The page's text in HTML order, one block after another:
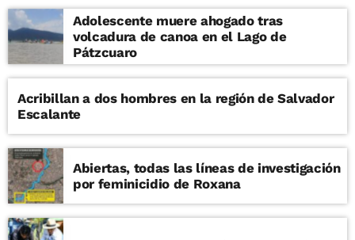
Adolescente muere ahogado tras
volcadura de canoa en el Lago de
Pátzcuaro
Acribillan a dos hombres en la región de Salvador
Escalante
Abiertas, todas las líneas de investigación
por feminicidio de Roxana